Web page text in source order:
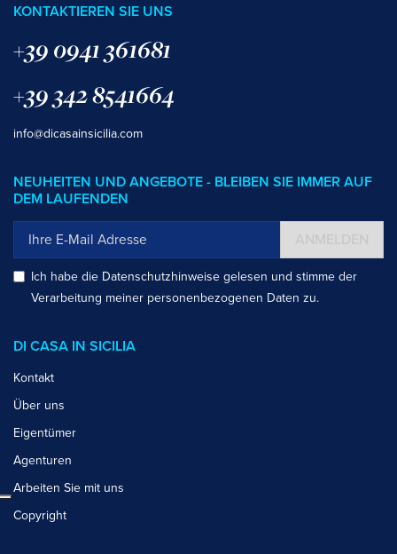
KONTAKTIEREN SIE UNS
+39 0941 361681
+39 342 8541664
info@dicasainsicilia.com
NEUHEITEN UND ANGEBOTE - BLEIBEN SIE IMMER AUF
DEM LAUFENDEN
Ich habe die Datenschutzhinweise gelesen und stimme der
Verarbeitung meiner personenbezogenen Daten zu.
DI CASA IN SICILIA
Kontakt
Über uns
Eigentümer
Agenturen
Arbeiten Sie mit uns
Copyright